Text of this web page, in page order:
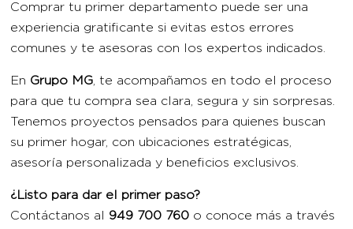
Comprar tu primer departamento puede ser una
experiencia gratificante si evitas estos errores
comunes y te asesoras con los expertos indicados.
En Grupo MG , te acompañamos en todo el proceso
para que tu compra sea clara, segura y sin sorpresas.
Tenemos proyectos pensados para quienes buscan
su primer hogar, con ubicaciones estratégicas,
asesoría personalizada y beneficios exclusivos.
¿Listo para dar el primer paso?
Contáctanos al 949 700 760 o conoce más a través